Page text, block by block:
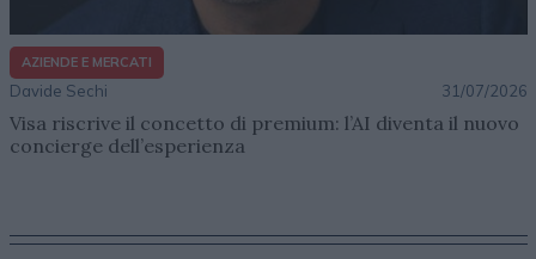
AZIENDE E MERCATI
Davide Sechi 31/07/2026
Visa riscrive il concetto di premium: l’AI diventa il nuovo
concierge dell’esperienza